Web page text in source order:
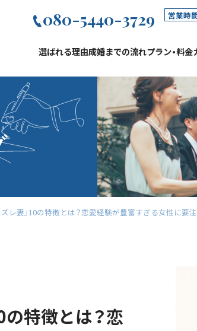
080-5440-3729 営業時
選ばれる理由成婚までの流れプラン・料金
レ妻』10の特徴とは？恋愛経験が豊富すぎる女性に要
の特徴とは？恋